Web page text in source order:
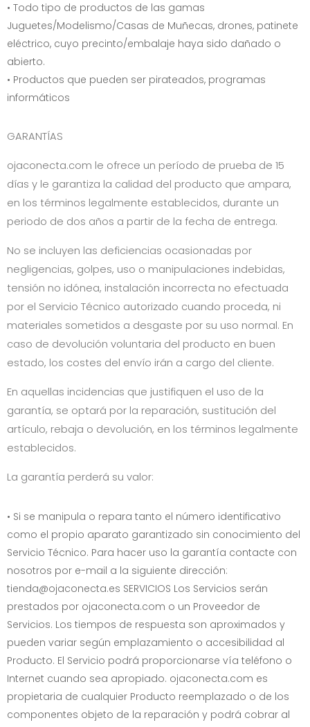
• Todo tipo de productos de las gamas
Juguetes/Modelismo/Casas de Muñecas, drones, patinete
eléctrico, cuyo precinto/embalaje haya sido dañado o
abierto.
• Productos que pueden ser pirateados, programas
informáticos
GARANTÍAS
ojaconecta.com le ofrece un período de prueba de 15
días y le garantiza la calidad del producto que ampara,
en los términos legalmente establecidos, durante un
periodo de dos años a partir de la fecha de entrega.
No se incluyen las deficiencias ocasionadas por
negligencias, golpes, uso o manipulaciones indebidas,
tensión no idónea, instalación incorrecta no efectuada
por el Servicio Técnico autorizado cuando proceda, ni
materiales sometidos a desgaste por su uso normal. En
caso de devolución voluntaria del producto en buen
estado, los costes del envío irán a cargo del cliente.
En aquellas incidencias que justifiquen el uso de la
garantía, se optará por la reparación, sustitución del
artículo, rebaja o devolución, en los términos legalmente
establecidos.
La garantía perderá su valor:
• Si se manipula o repara tanto el número identificativo
como el propio aparato garantizado sin conocimiento del
Servicio Técnico. Para hacer uso la garantía contacte con
nosotros por e-mail a la siguiente dirección:
tienda@ojaconecta.es SERVICIOS Los Servicios serán
prestados por ojaconecta.com o un Proveedor de
Servicios. Los tiempos de respuesta son aproximados y
pueden variar según emplazamiento o accesibilidad al
Producto. El Servicio podrá proporcionarse vía teléfono o
Internet cuando sea apropiado. ojaconecta.com es
propietaria de cualquier Producto reemplazado o de los
componentes objeto de la reparación y podrá cobrar al